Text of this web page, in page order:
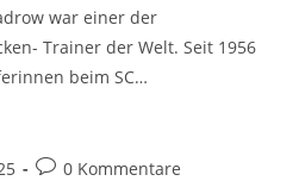
war einer der
Trainer der Welt. Seit 1956
beim SC…
Beitrags-
0 Kommentare